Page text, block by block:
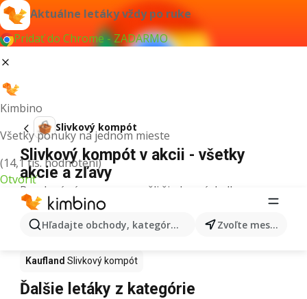
Aktuálne letáky vždy po ruke
Pridať do Chrome - ZADARMO
Kimbino
Všetky ponuky na jednom mieste
(14,1 tis. hodnotení)
Otvoriť
Hľadajte obchody, kategórie, produkty... Zvoľte mesto
Slivkový kompót
Slivkový kompót v akcii - všetky
akcie a zľavy
Pre daný výraz sme nenašli žiadne výsledky.
Slivkový kompót v akcii - Kde kúpiť?
Tesco Slivkový kompót Lidl Slivkový kompót
Kaufland Slivkový kompót
Ďalšie letáky z kategórie